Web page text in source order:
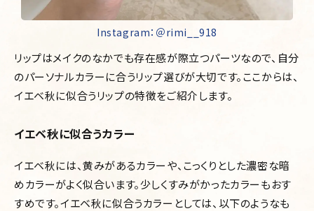
Instagram：＠rimi__918
リップはメイクのなかでも存在感が際立つパーツなので、自分
のパーソナルカラーに合うリップ選びが大切です。ここからは、
イエベ秋に似合うリップの特徴をご紹介します。
イエベ秋に似合うカラー
イエベ秋には、黄みがあるカラーや、こっくりとした濃密な暗
めカラーがよく似合います。少しくすみがかったカラーもおす
すめです。イエベ秋に似合うカラーとしては、以下のようなも